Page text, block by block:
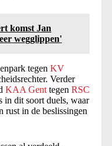
komst Jan
wegglippen'
tegen KV
Verder
KAA Gent tegen RSC
in dit soort duels, waar
rust in de beslissingen